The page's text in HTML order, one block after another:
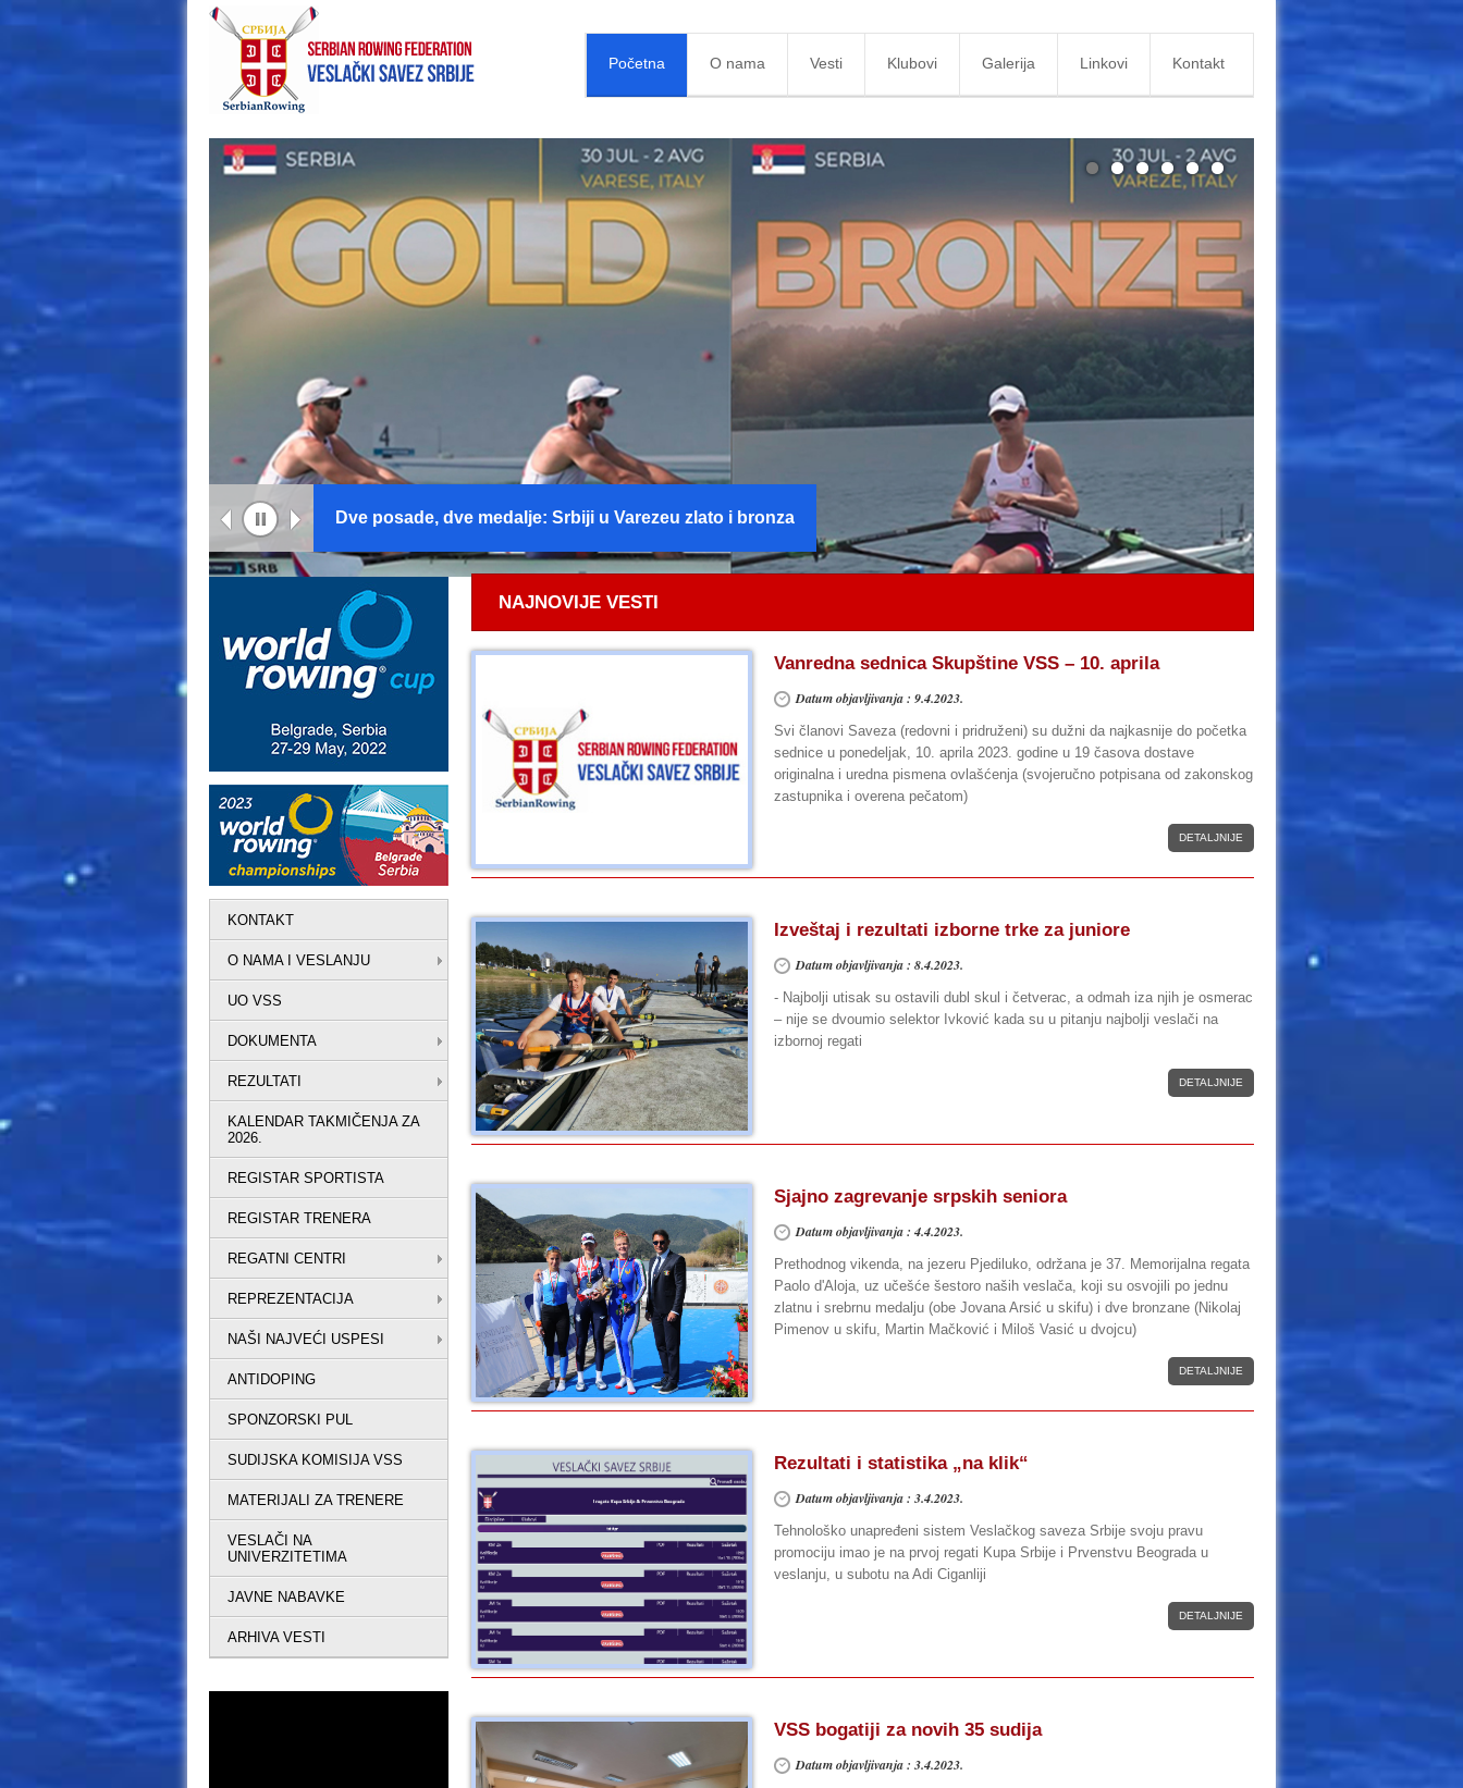
Početna O nama Vesti Klubovi Galerija Linkovi Kontakt
Mačković i Pimenov šampioni Evrope
NAJNOVIJE VESTI
Vanredna sednica Skupštine VSS – 10. aprila
Datum objavljivanja : 9.4.2023.
Svi članovi Saveza (redovni i pridruženi) su dužni da najkasnije do početka
sednice u ponedeljak, 10. aprila 2023. godine u 19 časova dostave
originalna i uredna pismena ovlašćenja (svojeručno potpisana od zakonskog
zastupnika i overena pečatom)
DETALJNIJE
Izveštaj i rezultati izborne trke za juniore
Datum objavljivanja : 8.4.2023.
- Najbolji utisak su ostavili dubl skul i četverac, a odmah iza njih je osmerac
– nije se dvoumio selektor Ivković kada su u pitanju najbolji veslači na
izbornoj regati
DETALJNIJE
Sjajno zagrevanje srpskih seniora
Datum objavljivanja : 4.4.2023.
Prethodnog vikenda, na jezeru Pjediluko, održana je 37. Memorijalna regata
Paolo d'Aloja, uz učešće šestoro naših veslača, koji su osvojili po jednu
zlatnu i srebrnu medalju (obe Jovana Arsić u skifu) i dve bronzane (Nikolaj
Pimenov u skifu, Martin Mačković i Miloš Vasić u dvojcu)
DETALJNIJE
Rezultati i statistika „na klik“
Datum objavljivanja : 3.4.2023.
Tehnološko unapređeni sistem Veslačkog saveza Srbije svoju pravu
promociju imao je na prvoj regati Kupa Srbije i Prvenstvu Beograda u
veslanju, u subotu na Adi Ciganliji
DETALJNIJE
VSS bogatiji za novih 35 sudija
Datum objavljivanja : 3.4.2023.
KONTAKT
O NAMA I VESLANJU
UO VSS
DOKUMENTA
REZULTATI
KALENDAR TAKMIČENJA ZA
2026.
REGISTAR SPORTISTA
REGISTAR TRENERA
REGATNI CENTRI
REPREZENTACIJA
NAŠI NAJVEĆI USPESI
ANTIDOPING
SPONZORSKI PUL
SUDIJSKA KOMISIJA VSS
MATERIJALI ZA TRENERE
VESLAČI NA
UNIVERZITETIMA
JAVNE NABAVKE
ARHIVA VESTI